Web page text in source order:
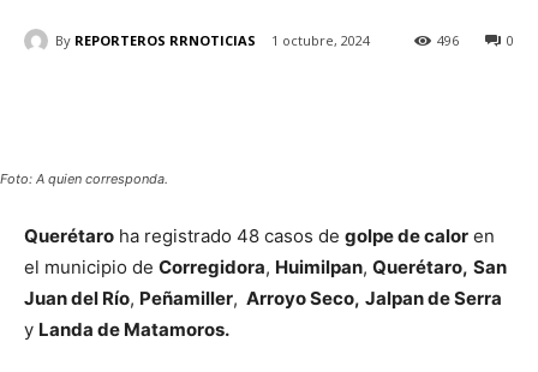
By REPORTEROS RRNOTICIAS 1 octubre, 2024 0
496
Foto: A quien corresponda.
Querétaro ha registrado 48 casos de golpe de calor en
el municipio de Corregidora, Huimilpan, Querétaro, San
Juan del Río, Peñamiller, Arroyo Seco, Jalpan de Serra
y Landa de Matamoros.